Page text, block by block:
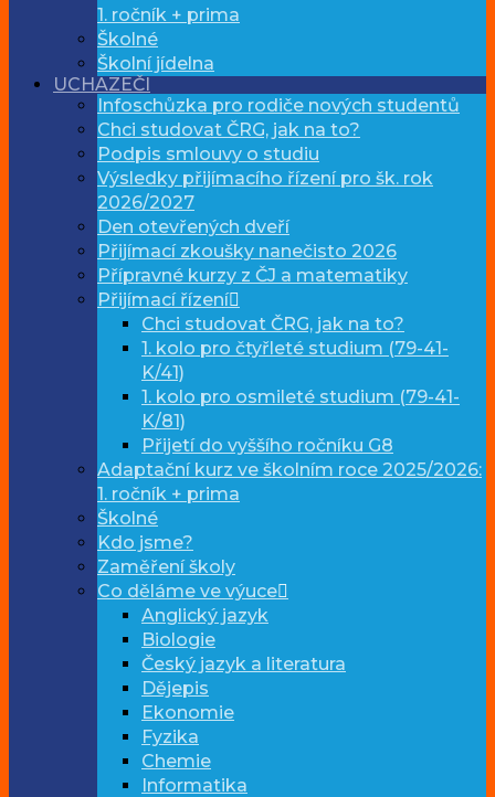
1. ročník + prima
Školné
Školní jídelna
UCHAZEČI
Infoschůzka pro rodiče nových studentů
Chci studovat ČRG, jak na to?
Podpis smlouvy o studiu
Výsledky přijímacího řízení pro šk. rok
2026/2027
Den otevřených dveří
Přijímací zkoušky nanečisto 2026
Přípravné kurzy z ČJ a matematiky
Přijímací řízení
Chci studovat ČRG, jak na to?
1. kolo pro čtyřleté studium (79-41-
K/41)
1. kolo pro osmileté studium (79-41-
K/81)
Přijetí do vyššího ročníku G8
Adaptační kurz ve školním roce 2025/2026:
1. ročník + prima
Školné
Kdo jsme?
Zaměření školy
Co děláme ve výuce
Anglický jazyk
Biologie
Český jazyk a literatura
Dějepis
Ekonomie
Fyzika
Chemie
Informatika